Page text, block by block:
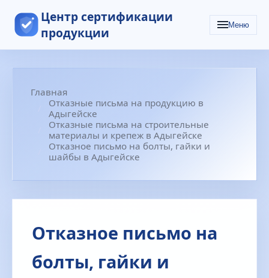
Центр сертификации
продукции
Меню
Главная
Отказные письма на продукцию в
Адыгейске
Отказные письма на строительные
материалы и крепеж в Адыгейске
Отказное письмо на болты, гайки и
шайбы в Адыгейске
Отказное письмо на
болты, гайки и